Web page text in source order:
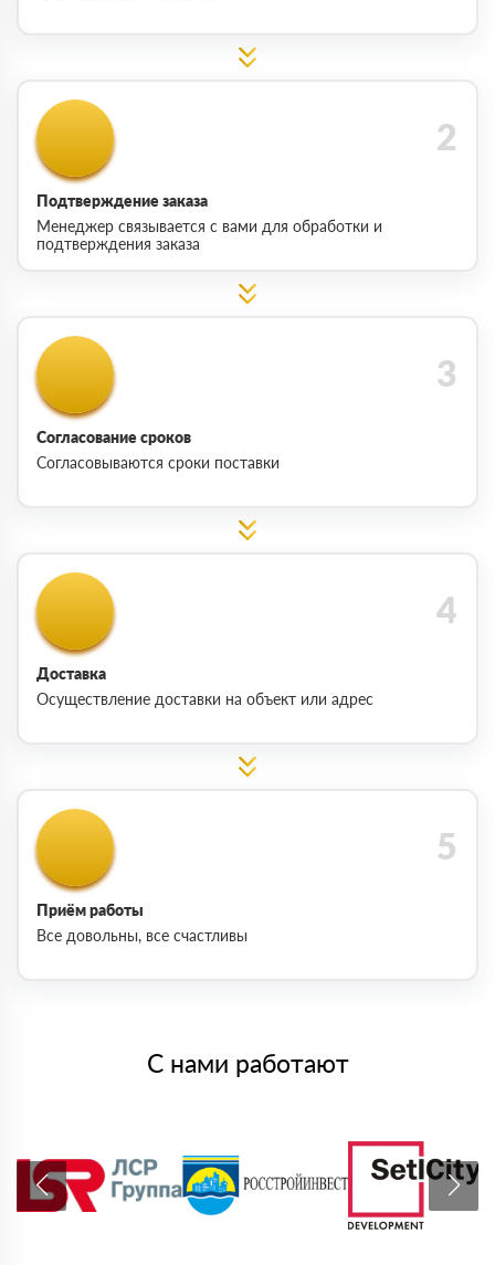
Подтверждение заказа
Менеджер связывается с вами для обработки и
подтверждения заказа
Согласование сроков
Согласовываются сроки поставки
Доставка
Осуществление доставки на объект или адрес
Приём работы
Все довольны, все счастливы
С нами работают